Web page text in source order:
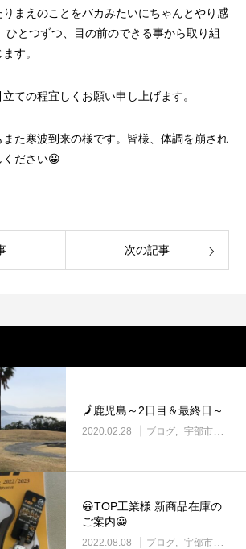
まえのことをバカみたいにちゃんとやり感
ひとつずつ、目の前のできる事から取り組
す。
ての程宜しくお願い申し上げます。
た寒波到来の様です。皆様、体調を崩され
ください😀
次の記事
🗾鹿児島～2日目＆最終日～
2020.02.28 ブログ 宇部市働き方改革に取り組む企業
😀TOP工業様 新商品在庫の
ご案内😀
2022.08.08 ブログ 宇部市の住宅設備・管材料販売